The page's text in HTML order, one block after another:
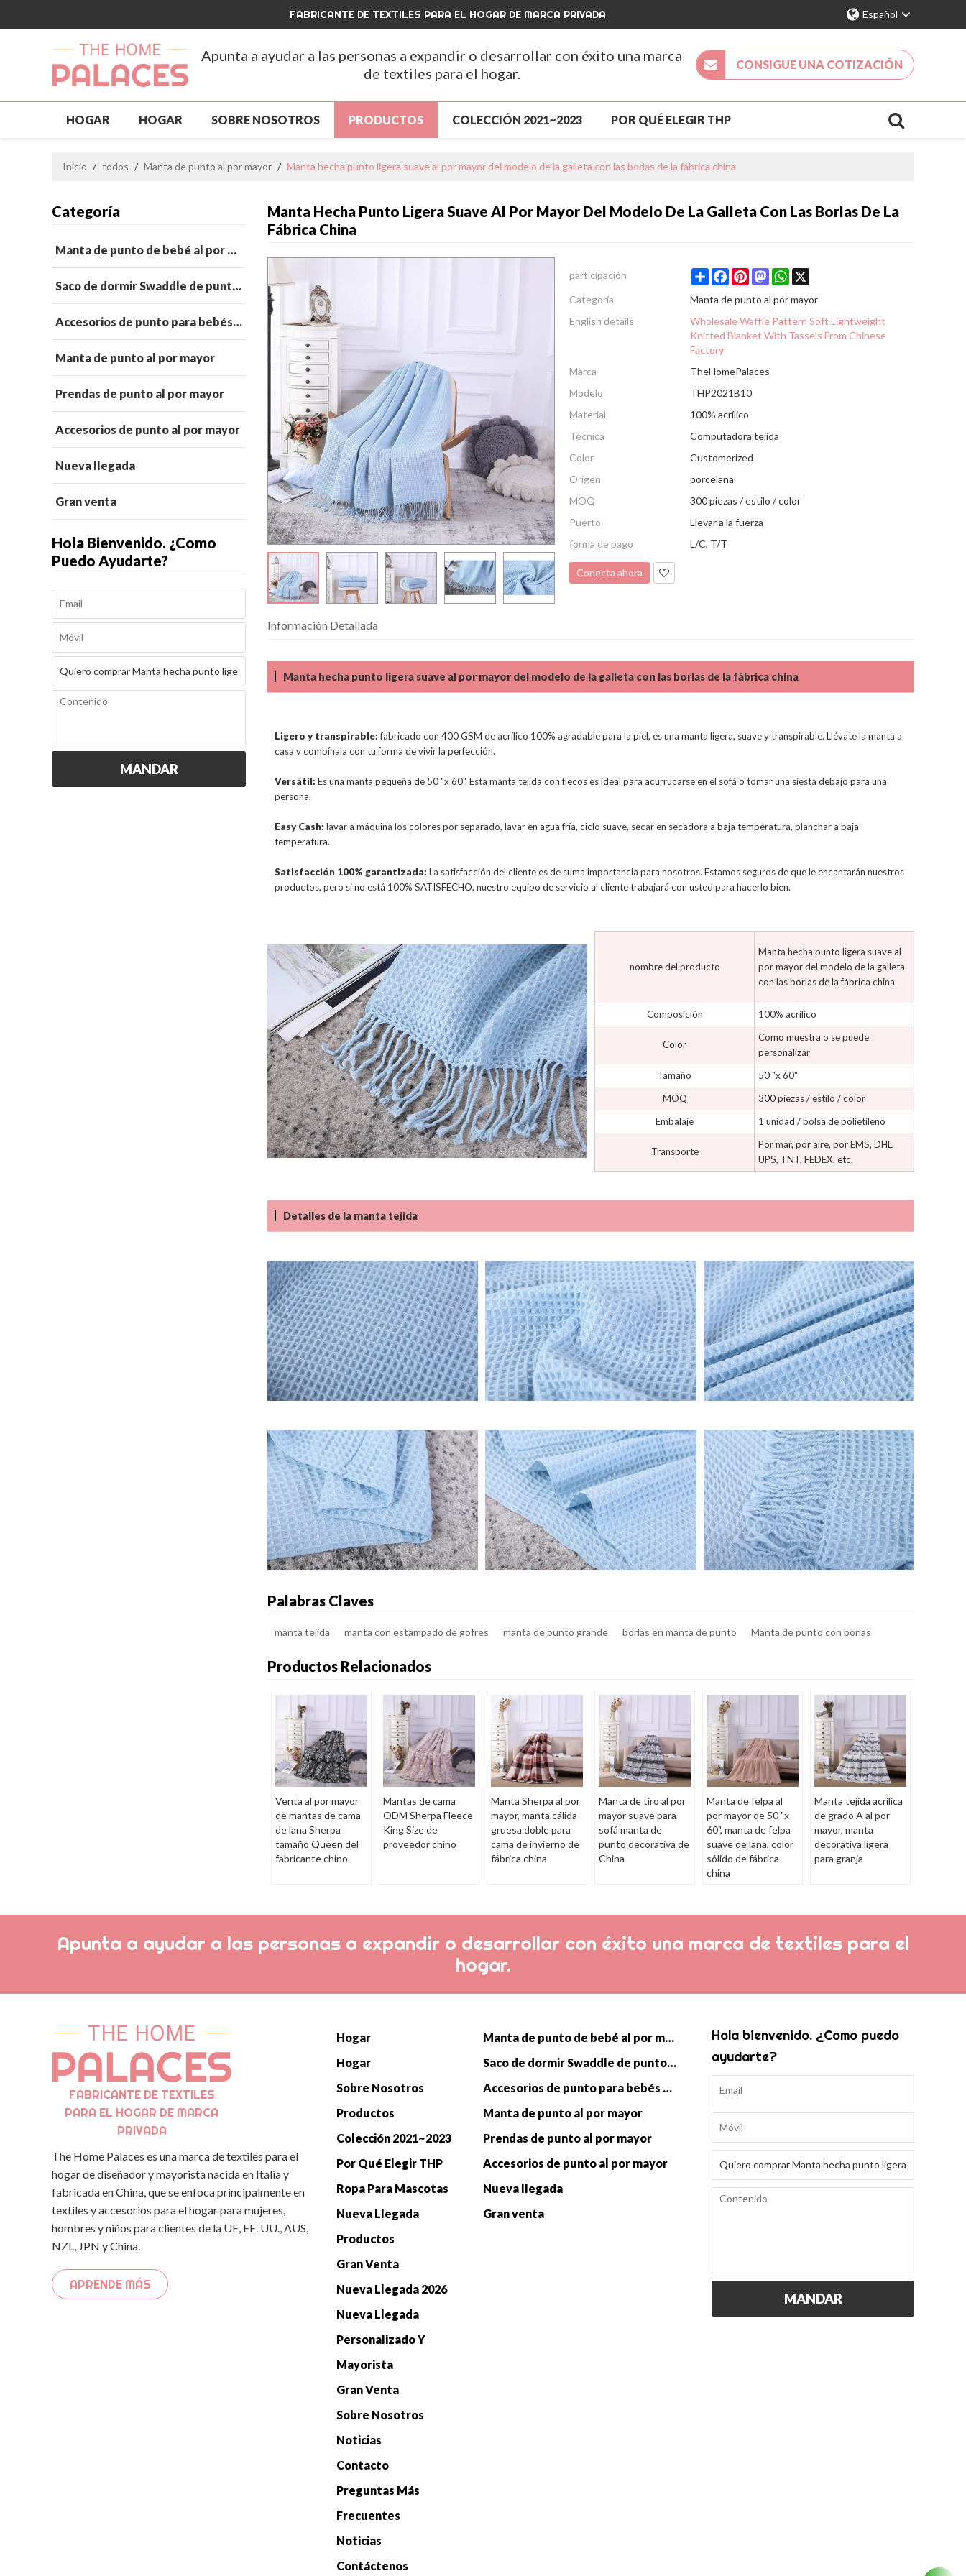
FABRICANTE DE TEXTILES PARA EL HOGAR DE MARCA PRIVADA Español
Apunta a ayudar a las personas a expandir o desarrollar con éxito una marca
de textiles para el hogar.
CONSIGUE UNA COTIZACIÓN
HOGAR HOGAR SOBRE NOSOTROS PRODUCTOS COLECCIÓN 2021~2023 POR QUÉ ELEGIR THP
NOTICIAS CONTÁCTENOS
Inicio / todos / Manta de punto al por mayor / Manta hecha punto ligera suave al por mayor del modelo de la galleta con las borlas de la fábrica china
Categoría
Manta de punto de bebé al por mayor
Saco de dormir Swaddle de punto para bebé al por mayor
Accesorios de punto para bebés al por mayor
Manta de punto al por mayor
Prendas de punto al por mayor
Accesorios de punto al por mayor
Nueva llegada
Gran venta
Hola Bienvenido. ¿Como
Puedo Ayudarte?
MANDAR
Manta Hecha Punto Ligera Suave Al Por Mayor Del Modelo De La Galleta Con Las Borlas De La
Fábrica China
participación ShareFacebookPinterestMastodonWhatsApp
Categoría
Manta de punto al por mayor
English details
Wholesale Waffle Pattern Soft Lightweight
Knitted Blanket With Tassels From Chinese
Factory
Marca
TheHomePalaces
Modelo
THP2021B10
Material
100% acrílico
Técnica
Computadora tejida
Color
Customerized
Origen
porcelana
MOQ
300 piezas / estilo / color
Puerto
Llevar a la fuerza
forma de pago
L/C, T/T
Conecta ahora
Información Detallada
Manta hecha punto ligera suave al por mayor del modelo de la galleta con las borlas de la fábrica china
Ligero y transpirable:fabricado con 400 GSM de acrílico 100% agradable para la piel, es una manta ligera, suave y transpirable. Llévate la manta a
casa y combínala con tu forma de vivir la perfección.
Versátil: Es una manta pequeña de 50 "x 60". Esta manta tejida con flecos es ideal para acurrucarse en el sofá o tomar una siesta debajo para una
persona.
Easy Cash: lavar a máquina los colores por separado, lavar en agua fría, ciclo suave, secar en secadora a baja temperatura, planchar a baja
temperatura.
Satisfacción 100% garantizada: La satisfacción del cliente es de suma importancia para nosotros. Estamos seguros de que le encantarán nuestros
productos, pero si no está 100% SATISFECHO, nuestro equipo de servicio al cliente trabajará con usted para hacerlo bien.
nombre del producto
Manta hecha punto ligera suave al
por mayor del modelo de la galleta
con las borlas de la fábrica china
Composición 100% acrílico
Color
Como muestra o se puede
personalizar
Tamaño
50 "x 60"
MOQ
300 piezas / estilo / color
Embalaje
1 unidad / bolsa de polietileno
Transporte
Por mar, por aire, por EMS, DHL,
UPS, TNT, FEDEX, etc.
Detalles de la manta tejida
Palabras Claves
manta tejida manta con estampado de gofres manta de punto grande borlas en manta de punto Manta de punto con borlas
Productos Relacionados
Venta al por mayor
de mantas de cama
de lana Sherpa
tamaño Queen del
fabricante chino
Mantas de cama
ODM Sherpa Fleece
King Size de
proveedor chino
Manta Sherpa al por
mayor, manta cálida
gruesa doble para
cama de invierno de
fábrica china
Manta de tiro al por
mayor suave para
sofá manta de
punto decorativa de
China
Manta de felpa al
por mayor de 50 "x
60", manta de felpa
suave de lana, color
sólido de fábrica
china
Manta tejida acrílica
de grado A al por
mayor, manta
decorativa ligera
para granja
Apunta a ayudar a las personas a expandir o desarrollar con éxito una marca de textiles para el
hogar.
FABRICANTE DE TEXTILES
PARA EL HOGAR DE MARCA
PRIVADA
The Home Palaces es una marca de textiles para el
hogar de diseñador y mayorista nacida en Italia y
fabricada en China, que se enfoca principalmente en
textiles y accesorios para el hogar para mujeres,
hombres y niños para clientes de la UE, EE. UU., AUS,
NZL, JPN y China.
APRENDE MÁS
Hogar
Hogar
Sobre Nosotros
Productos
Colección 2021~2023
Por Qué Elegir THP
Ropa Para Mascotas
Nueva Llegada
Productos
Gran Venta
Nueva Llegada 2026
Nueva Llegada
Personalizado Y
Mayorista
Gran Venta
Sobre Nosotros
Noticias
Contacto
Preguntas Más
Frecuentes
Noticias
Contáctenos
Manta de punto de bebé al por mayor
Saco de dormir Swaddle de punto para bebé al por mayor
Accesorios de punto para bebés al por mayor
Manta de punto al por mayor
Prendas de punto al por mayor
Accesorios de punto al por mayor
Nueva llegada
Gran venta
Hola bienvenido. ¿Como puedo
ayudarte?
MANDAR